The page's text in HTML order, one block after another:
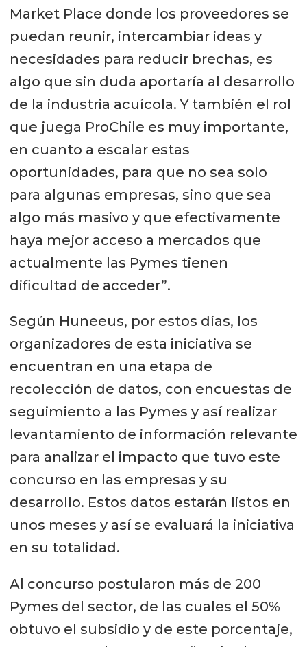
Market Place donde los proveedores se
puedan reunir, intercambiar ideas y
necesidades para reducir brechas, es
algo que sin duda aportaría al desarrollo
de la industria acuícola. Y también el rol
que juega ProChile es muy importante,
en cuanto a escalar estas
oportunidades, para que no sea solo
para algunas empresas, sino que sea
algo más masivo y que efectivamente
haya mejor acceso a mercados que
actualmente las Pymes tienen
dificultad de acceder”.
Según Huneeus, por estos días, los
organizadores de esta iniciativa se
encuentran en una etapa de
recolección de datos, con encuestas de
seguimiento a las Pymes y así realizar
levantamiento de información relevante
para analizar el impacto que tuvo este
concurso en las empresas y su
desarrollo. Estos datos estarán listos en
unos meses y así se evaluará la iniciativa
en su totalidad.
Al concurso postularon más de 200
Pymes del sector, de las cuales el 50%
obtuvo el subsidio y de este porcentaje,